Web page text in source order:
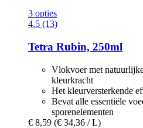
3 opties
4.5 (13)
Tetra Rubin, 250ml
Vlokvoer met
kleurkracht
Het kleurversterkende
Bevat alle essentiële
sporenelementen
€ 8,59 (€ 34,36 / L)